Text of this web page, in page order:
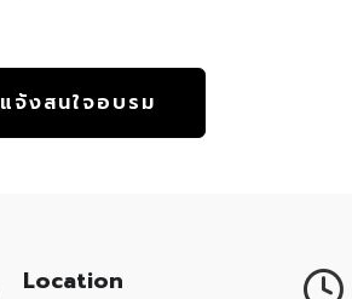
แจ้งสนใจอบรม
Location